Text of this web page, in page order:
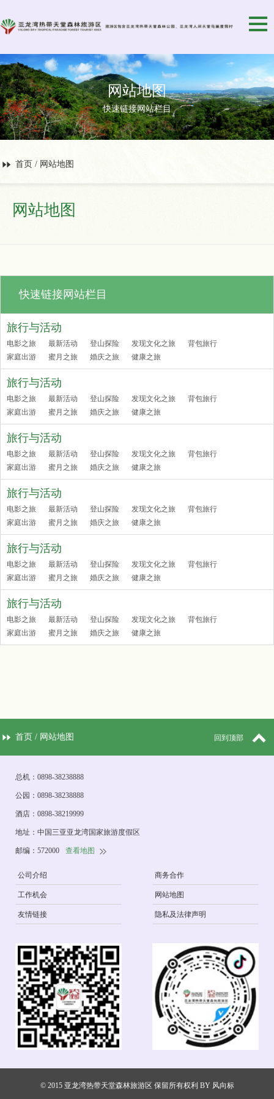
网站地图
快速链接网站栏目
首页 / 网站地图
网站地图
快速链接网站栏目
旅行与活动
电影之旅 最新活动 登山探险 发现文化之旅
背包旅行
家庭出游
蜜月之旅 婚庆之旅 健康之旅
旅行与活动
电影之旅 最新活动 登山探险 发现文化之旅
背包旅行
家庭出游
蜜月之旅 婚庆之旅 健康之旅
旅行与活动
电影之旅 最新活动 登山探险 发现文化之旅
背包旅行
家庭出游
蜜月之旅 婚庆之旅 健康之旅
旅行与活动
电影之旅 最新活动 登山探险 发现文化之旅
背包旅行
家庭出游
蜜月之旅 婚庆之旅 健康之旅
旅行与活动
电影之旅 最新活动 登山探险 发现文化之旅
背包旅行
家庭出游
蜜月之旅 婚庆之旅 健康之旅
旅行与活动
电影之旅 最新活动 登山探险 发现文化之旅
背包旅行
家庭出游
蜜月之旅 婚庆之旅 健康之旅
首页 / 网站地图 回到顶部
总机：0898-38238888
公园：0898-38238888
酒店：0898-38219999
地址：中国三亚亚龙湾国家旅游度假区
邮编：572000 查看地图
公司介绍 商务合作
工作机会 网站地图
友情链接 隐私及法律声明
© 2015 亚龙湾热带天堂森林旅游区 保留所有权利 BY 风向标